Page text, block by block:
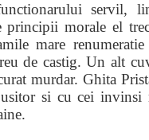
servil,
principii morale el
mare
de castig. Un alt
murdar. Ghita
si cu cei invinsi